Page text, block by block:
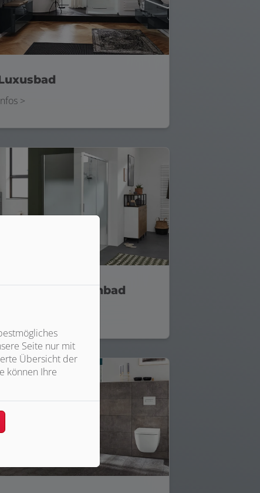
>
Familienbad
Seite nur mit
Übersicht der
können Ihre